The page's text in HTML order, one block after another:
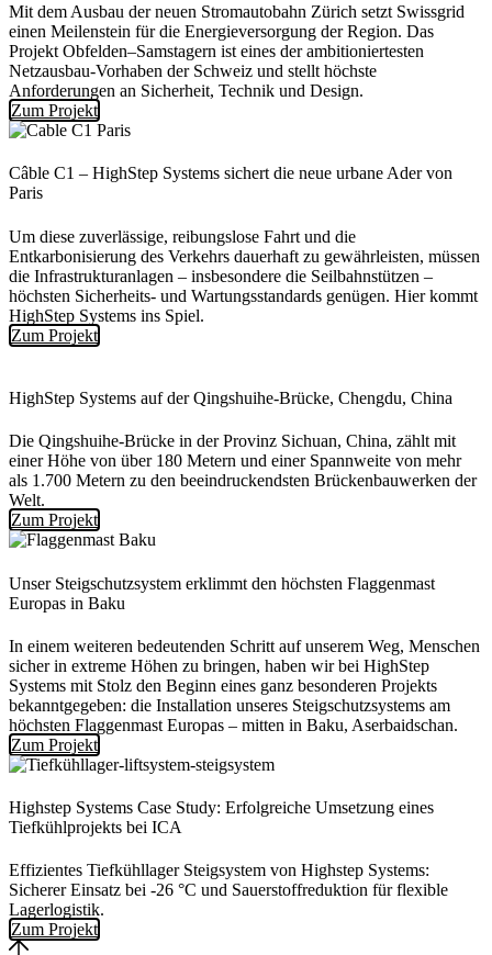
Mit dem Ausbau der neuen Stromautobahn Zürich setzt Swissgrid
einen Meilenstein für die Energieversorgung der Region. Das
Projekt Obfelden–Samstagern ist eines der ambitioniertesten
Netzausbau-Vorhaben der Schweiz und stellt höchste
Anforderungen an Sicherheit, Technik und Design.
Zum Projekt
Câble C1 – HighStep Systems sichert die neue urbane Ader von
Paris
Um diese zuverlässige, reibungslose Fahrt und die
Entkarbonisierung des Verkehrs dauerhaft zu gewährleisten, müssen
die Infrastrukturanlagen – insbesondere die Seilbahnstützen –
höchsten Sicherheits- und Wartungsstandards genügen. Hier kommt
HighStep Systems ins Spiel.
Zum Projekt
HighStep Systems auf der Qingshuihe-Brücke, Chengdu, China
Die Qingshuihe-Brücke in der Provinz Sichuan, China, zählt mit
einer Höhe von über 180 Metern und einer Spannweite von mehr
als 1.700 Metern zu den beeindruckendsten Brückenbauwerken der
Welt.
Zum Projekt
Unser Steigschutzsystem erklimmt den höchsten Flaggenmast
Europas in Baku
In einem weiteren bedeutenden Schritt auf unserem Weg, Menschen
sicher in extreme Höhen zu bringen, haben wir bei HighStep
Systems mit Stolz den Beginn eines ganz besonderen Projekts
bekanntgegeben: die Installation unseres Steigschutzsystems am
höchsten Flaggenmast Europas – mitten in Baku, Aserbaidschan.
Zum Projekt
Highstep Systems Case Study: Erfolgreiche Umsetzung eines
Tiefkühlprojekts bei ICA
Effizientes Tiefkühllager Steigsystem von Highstep Systems:
Sicherer Einsatz bei -26 °C und Sauerstoffreduktion für flexible
Lagerlogistik.
Zum Projekt